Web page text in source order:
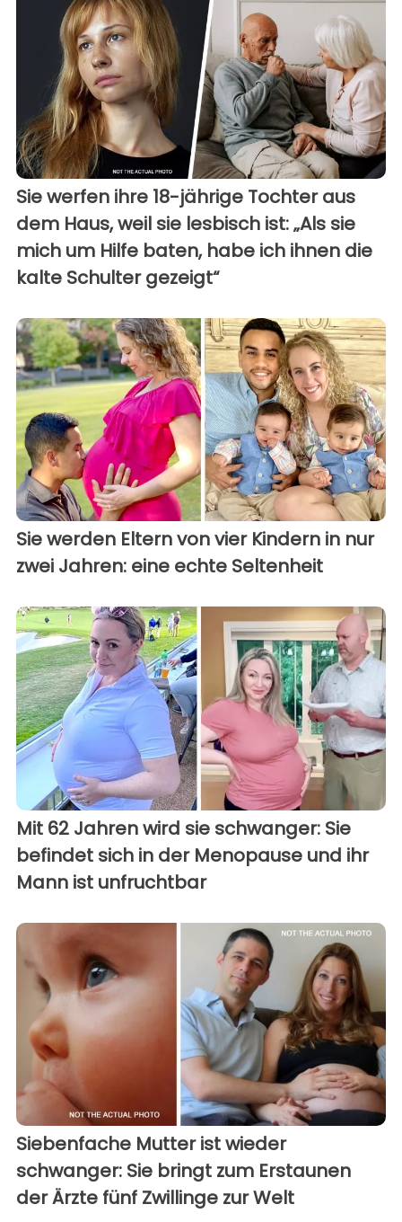
Sie werfen ihre 18-jährige Tochter aus
dem Haus, weil sie lesbisch ist: „Als sie
mich um Hilfe baten, habe ich ihnen die
kalte Schulter gezeigt“
Sie werden Eltern von vier Kindern in nur
zwei Jahren: eine echte Seltenheit
Mit 62 Jahren wird sie schwanger: Sie
befindet sich in der Menopause und ihr
Mann ist unfruchtbar
Siebenfache Mutter ist wieder
schwanger: Sie bringt zum Erstaunen
der Ärzte fünf Zwillinge zur Welt